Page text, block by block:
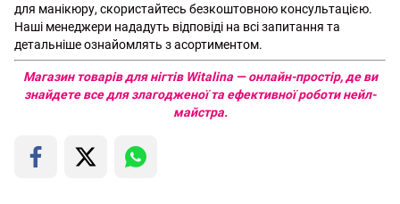
для манікюру, скористайтесь безкоштовною консультацією.
Наші менеджери нададуть відповіді на всі запитання та
детальніше ознайомлять з асортиментом.
Магазин товарів для нігтів Witalina — онлайн-простір, де ви
знайдете все для злагодженої та ефективної роботи нейл-
майстра.